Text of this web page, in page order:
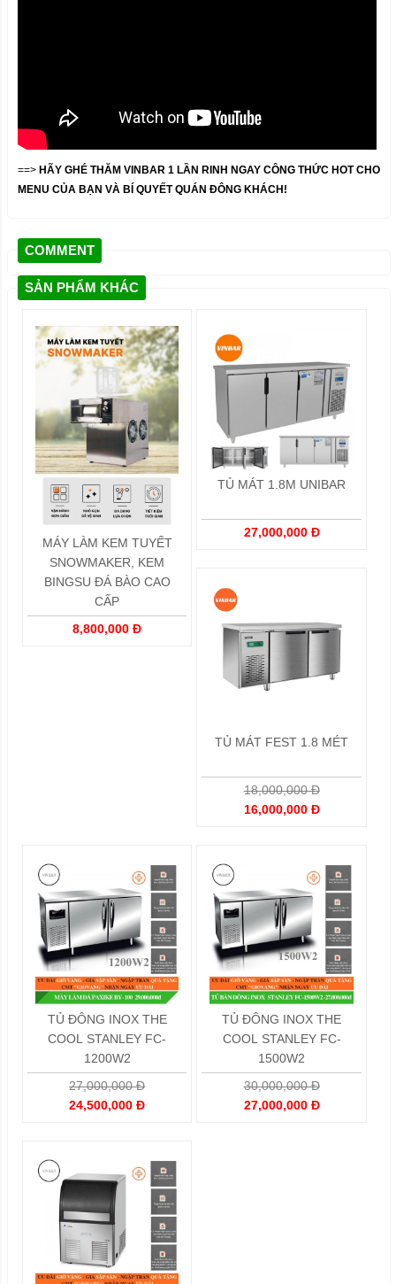
==> HÃY GHÉ THĂM VINBAR 1 LẦN RINH NGAY CÔNG THỨC HOT CHO
MENU CỦA BẠN VÀ BÍ QUYẾT QUÁN ĐÔNG KHÁCH!
COMMENT
SẢN PHẨM KHÁC
MÁY LÀM KEM TUYẾT
SNOWMAKER, KEM
BINGSU ĐÁ BÀO CAO
CẤP
8,800,000 Đ
TỦ MÁT 1.8M UNIBAR
27,000,000 Đ
TỦ MÁT FEST 1.8 MÉT
18,000,000 Đ
16,000,000 Đ
TỦ ĐÔNG INOX THE
COOL STANLEY FC-
1200W2
27,000,000 Đ
24,500,000 Đ
TỦ ĐÔNG INOX THE
COOL STANLEY FC-
1500W2
30,000,000 Đ
27,000,000 Đ